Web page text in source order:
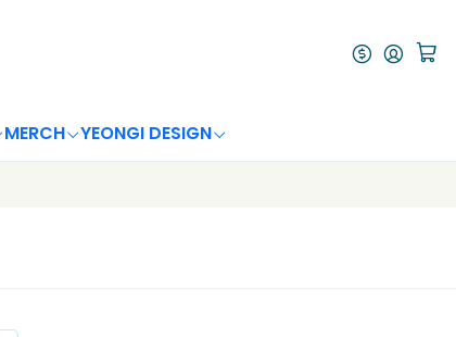
MERCH YEONGI DESIGN